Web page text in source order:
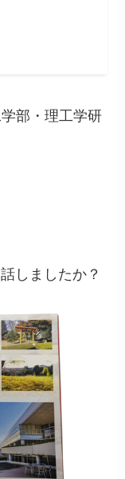
部・理工学研
しましたか？